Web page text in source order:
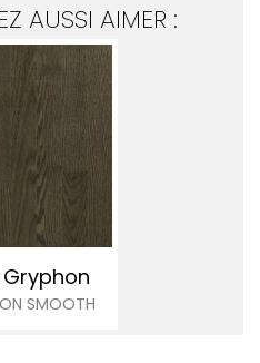
AUSSI AIMER :
SMOOTH